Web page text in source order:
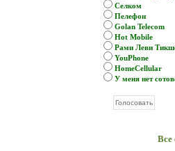
Селком
Пелефон
Golan Telecom
Hot Mobile
Рами Леви
YouPhone
HomeCellular
У меня нет
Все